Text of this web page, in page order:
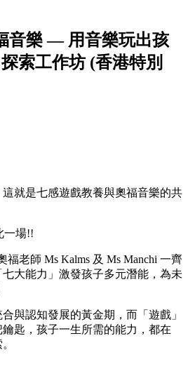
音樂 — 用音樂玩出孩
索工作坊 (香港特別
就是七感遊戲教養與奧福音樂的共
一場!!
福老師 Ms Kalms 及 Ms Manchi 一齊
大能力」激發孩子多元潛能，為未
與認知發展的黃金期，而「遊戲」
匙，孩子一生所需的能力，都在